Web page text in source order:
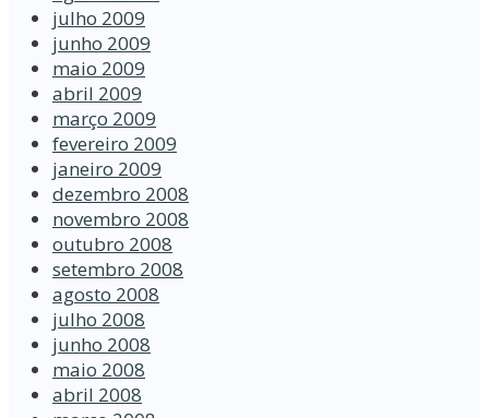
julho 2009
junho 2009
maio 2009
abril 2009
março 2009
fevereiro 2009
janeiro 2009
dezembro 2008
novembro 2008
outubro 2008
setembro 2008
agosto 2008
julho 2008
junho 2008
maio 2008
abril 2008